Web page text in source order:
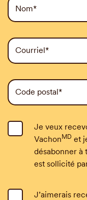
Nom*
Courriel*
Code postal*
Inscrivez-vous pour
Je veux
Vachon MD et
désabonner à
est sollicité
J’aimerais